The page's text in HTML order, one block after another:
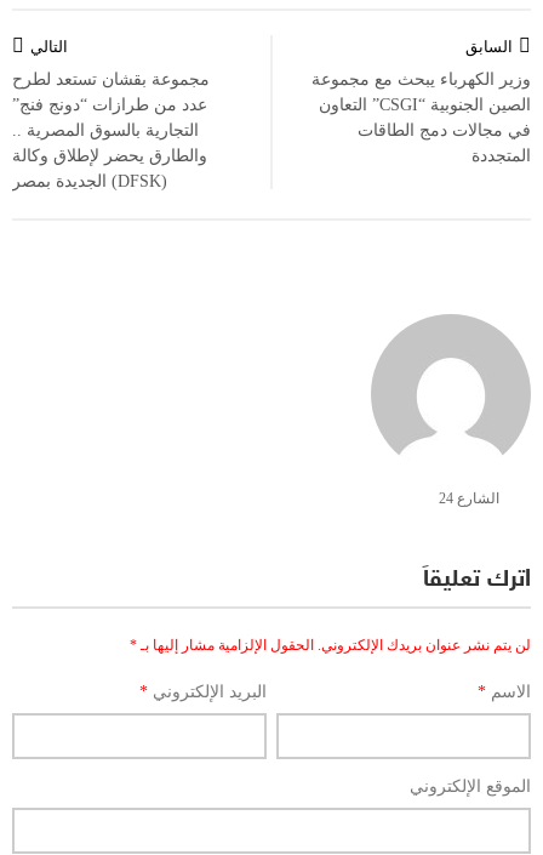
المقالات
السابق
وزير الكهرباء يبحث مع مجموعة
الصين الجنوبية “CSGI” التعاون
في مجالات دمج الطاقات
المتجددة
التالي
مجموعة بقشان تستعد لطرح
عدد من طرازات “دونج فنج”
التجارية بالسوق المصرية ..
والطارق يحضر لإطلاق وكالة
(DFSK) الجديدة بمصر
الشارع 24
اترك تعليقاً
لن يتم نشر عنوان بريدك الإلكتروني. الحقول الإلزامية مشار إليها بـ *
الاسم * البريد الإلكتروني*
الموقع الإلكتروني